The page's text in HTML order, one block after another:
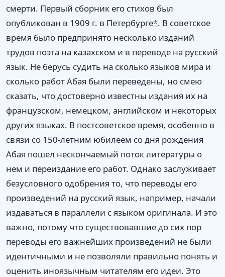
смерти. Первый сборник его стихов был
опубликован в 1909 г. в Петербурге*. В советское
время было предпринято несколько изданий
трудов поэта на казахском и в переводе на русский
язык. Не берусь судить на сколько языков мира и
сколько работ Абая были переведены, но смею
сказать, что достоверно известны издания их на
французском, немецком, английском и некоторых
других языках. В постсоветское время, особенно в
связи со 150-летним юбилеем со дня рождения
Абая пошел нескончаемый поток литературы о
нем и переиздание его работ. Однако заслуживает
безусловного одобрения то, что переводы его
произведений на русский язык, например, начали
издаваться в параллели с языком оригинала. И это
важно, потому что существовавшие до сих пор
переводы его важнейших произведений не были
идентичными и не позволяли правильно понять и
оценить иноязычным читателям его идеи. Это